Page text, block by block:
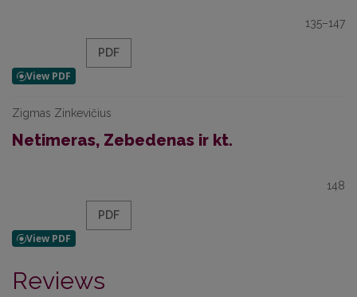
135–147
PDF
Zigmas Zinkevičius
Netimeras, Zebedenas ir kt.
148
PDF
Reviews